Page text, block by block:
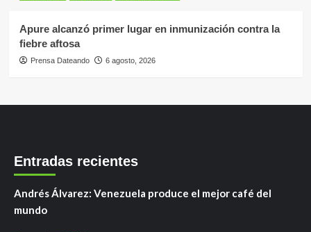
Apure alcanzó primer lugar en inmunización contra la
fiebre aftosa
Prensa Dateando 6 agosto, 2026
Entradas recientes
Andrés Álvarez: Venezuela produce el mejor café del
mundo